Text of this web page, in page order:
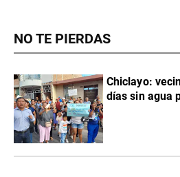
NO TE PIERDAS
Chiclayo:
días sin agua